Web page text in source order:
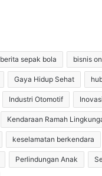
berita sepak bola bisnis
Gaya Hidup Sehat
Industri Otomotif
Kendaraan Ramah
keselamatan berkendara
Perlindungan Anak